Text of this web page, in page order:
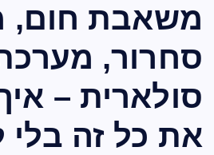
משאבת
סחרור,
סולארית –
את כל זה בלי